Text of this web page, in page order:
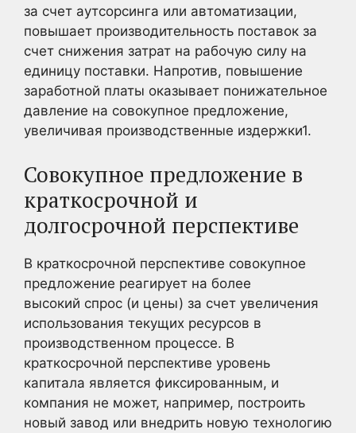
за счет аутсорсинга или автоматизации,
повышает производительность поставок за
счет снижения затрат на рабочую силу на
единицу поставки. Напротив, повышение
заработной платы оказывает понижательное
давление на совокупное предложение,
увеличивая производственные издержки1.
Совокупное предложение в
краткосрочной и
долгосрочной перспективе
В краткосрочной перспективе совокупное
предложение реагирует на более
высокий спрос (и цены) за счет увеличения
использования текущих ресурсов в
производственном процессе. В
краткосрочной перспективе уровень
капитала является фиксированным, и
компания не может, например, построить
новый завод или внедрить новую технологию